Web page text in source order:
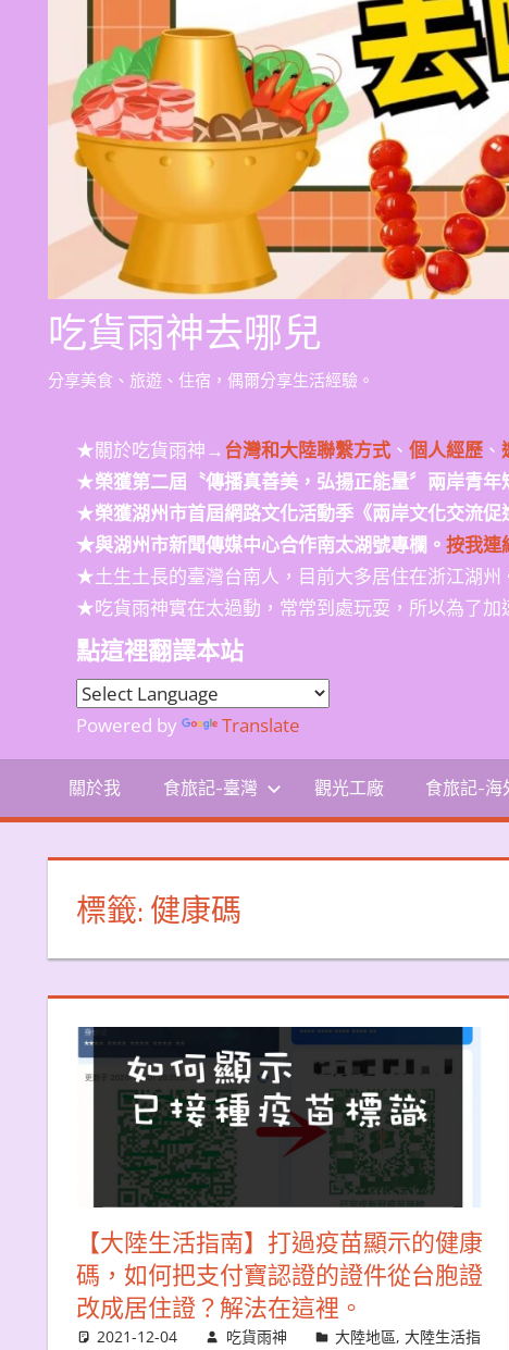
吃貨雨神去哪兒
分享美食、旅遊、住宿，偶爾分享生活經驗。
★關於吃貨雨神→台灣和大陸聯繫方式、 個人經歷、
★榮獲第二屆〝傳播真善美，弘揚正能量〞兩岸青年
★榮獲湖州市首屆網路文化活動季《兩岸文化交流促
★與湖州市新聞傳媒中心合作南太湖號專欄。 按我連
★土生土長的臺灣台南人，目前大多居住在浙江湖州
★吃貨雨神實在太過動，常常到處玩耍，所以為了加
點這裡翻譯本站
Powered by Translate
關於我 食旅記-臺灣 觀光工廠 食旅記-海
標籤:健康碼
【大陸生活指南】打過疫苗顯示的健康
碼，如何把支付寶認證的證件從台胞證
改成居住證？解法在這裡。
2021-12-04 吃貨雨神 大陸地區,大陸生活指